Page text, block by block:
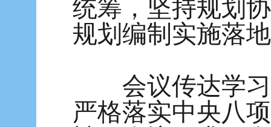
统筹，坚持规划
规划编制实施落
会议传达学习
严格落实中央八